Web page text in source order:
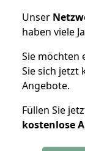
Unser
haben viele
Sie möchten
Sie sich jetzt
Angebote.
Füllen Sie
kostenlose